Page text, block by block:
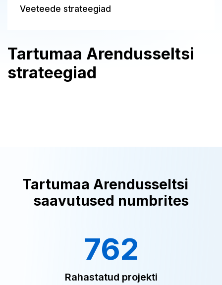
Veeteede strateegiad
Tartumaa Arendusseltsi
strateegiad
Tartumaa Arendusseltsi
saavutused numbrites
762
Rahastatud projekti